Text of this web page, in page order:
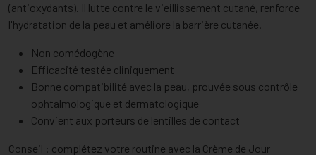
(antioxydants). Il lutte contre le vieillissement cutané, renforce
l'hydratation de la peau et améliore la barrière cutanée.
Non comédogène
Efficacité testée cliniquement
Bonne compatibilité avec la peau, prouvée sous contrôle
ophtalmologique et dermatologique
Convient aux porteurs de lentilles de contact
Conseil : complétez votre routine avec la Crème de Jour